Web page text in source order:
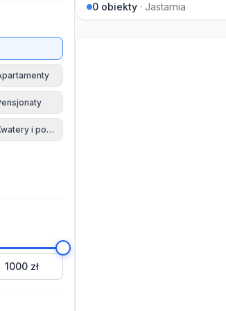
i pokoje
1000 zł
0 obiekty · Jastarnia